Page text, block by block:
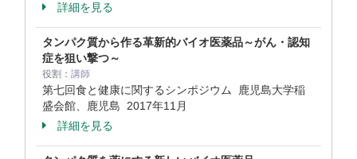
詳細を見る
タンパク質から作る革新的バイオ医薬品～がん・認知
症を狙い撃つ～
役割： 講師
第七回食と健康に関するシンポジウム 鹿児島大学稲
盛会館、鹿児島 2017年11月
詳細を見る